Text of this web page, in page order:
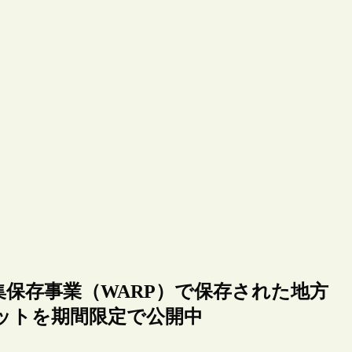
存事業（WARP）で保存された地方
トを期間限定で公開中